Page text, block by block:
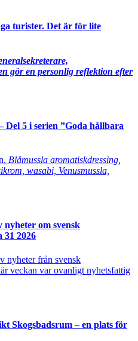
turister. Det är för lite
gör en personlig reflektion efter
Del 5 i serien ”Goda hållbara
Blåmussla aromatiskdressing,
wasabi, Venusmussla,
nyheter om svensk
31 2026
nyheter från svensk
veckan var ovanligt nyhetsfattig
Skogsbadsrum – en plats för